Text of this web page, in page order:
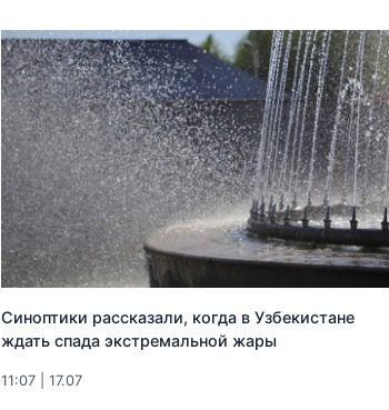
Синоптики рассказали, когда в Узбекистане
ждать спада экстремальной жары
11:07 | 17.07